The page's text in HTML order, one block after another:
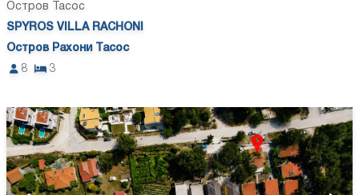
Остров Тасос
SPYROS VILLA RACHONI
Остров Рахони Тасос
8
3